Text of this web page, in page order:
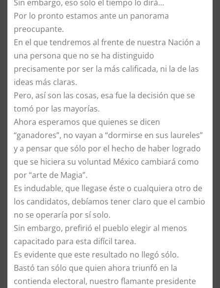
Sin embargo, eso solo el tiempo lo dirá…
Por lo pronto estamos ante un panorama
preocupante.
En el que tendremos al frente de nuestra Nación a
una persona que no se ha distinguido
precisamente por ser la más calificada, ni la de las
ideas más claras.
Pero, así son las cosas, esa fue la decisión que se
tomó por las mayorías.
Ahora esperamos que quienes se dicen
“ganadores”, no vayan a “dormirse en sus laureles”
y a pensar que sólo por el hecho de haber logrado
que se hiciera su voluntad México cambiará como
por “arte de Magia”.
Es indudable, que llegase éste o cualquiera otro de
los candidatos, debíamos tener claro que el cambio
no se operaría por sí solo.
Sin embargo, prefirió el pueblo elegir al menos
capacitado para esta difícil tarea.
Es evidente que este resultado no llegó sólo.
Bastó tan sólo que quien ahora triunfó en la
contienda electoral, nuestro flamante presidente